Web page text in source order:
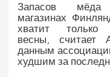
Запасов
магазинах
хватит
весны, считает
данным
худшим за